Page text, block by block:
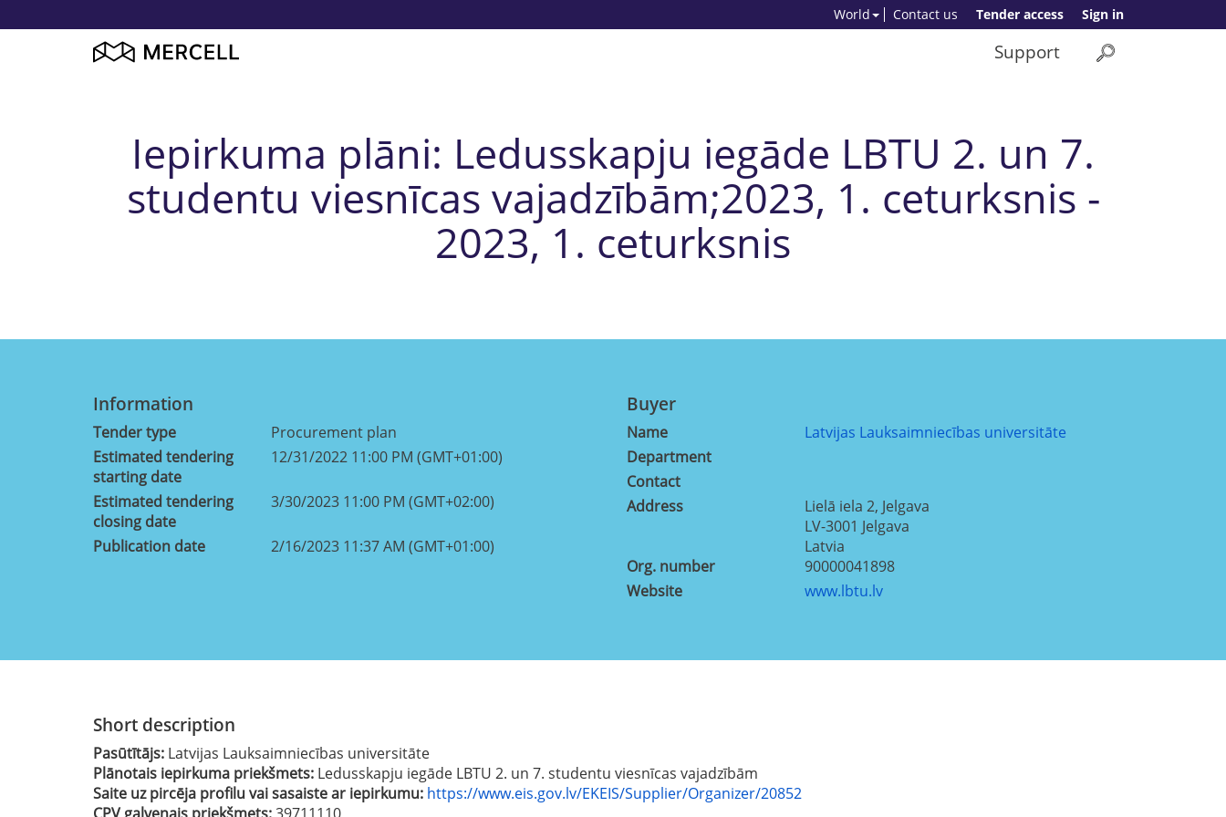
Sign in
Tender access
Contact us
World
Support
Iepirkuma plāni: Ledusskapju iegāde LBTU 2. un 7.
studentu viesnīcas vajadzībām;2023, 1. ceturksnis -
2023, 1. ceturksnis
Information
Tender type
Procurement plan
Estimated tendering
starting date
12/31/2022 11:00 PM (GMT+01:00)
Estimated tendering
closing date
3/30/2023 11:00 PM (GMT+02:00)
Publication date 2/16/2023 11:37 AM (GMT+01:00)
Buyer
Name
Latvijas Lauksaimniecības universitāte
Department
Contact
Address
Lielā iela 2, Jelgava
LV-3001 Jelgava
Latvia
Org. number
90000041898
Website
www.lbtu.lv
Short description
Pasūtītājs: Latvijas Lauksaimniecības universitāte
Plānotais iepirkuma priekšmets: Ledusskapju iegāde LBTU 2. un 7. studentu viesnīcas vajadzībām
Saite uz pircēja profilu vai sasaiste ar iepirkumu: https://www.eis.gov.lv/EKEIS/Supplier/Organizer/20852
CPV galvenais priekšmets:39711110